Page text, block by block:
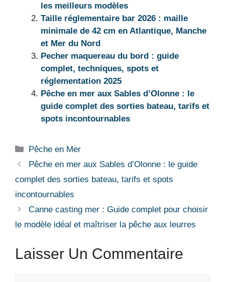
les meilleurs modèles
Taille réglementaire bar 2026 : maille
minimale de 42 cm en Atlantique, Manche
et Mer du Nord
Pecher maquereau du bord : guide
complet, techniques, spots et
réglementation 2025
Pêche en mer aux Sables d’Olonne : le
guide complet des sorties bateau, tarifs et
spots incontournables
Catégories
Pêche en Mer
Pêche en mer aux Sables d’Olonne : le guide
complet des sorties bateau, tarifs et spots
incontournables
Canne casting mer : Guide complet pour choisir
le modèle idéal et maîtriser la pêche aux leurres
Laisser Un Commentaire